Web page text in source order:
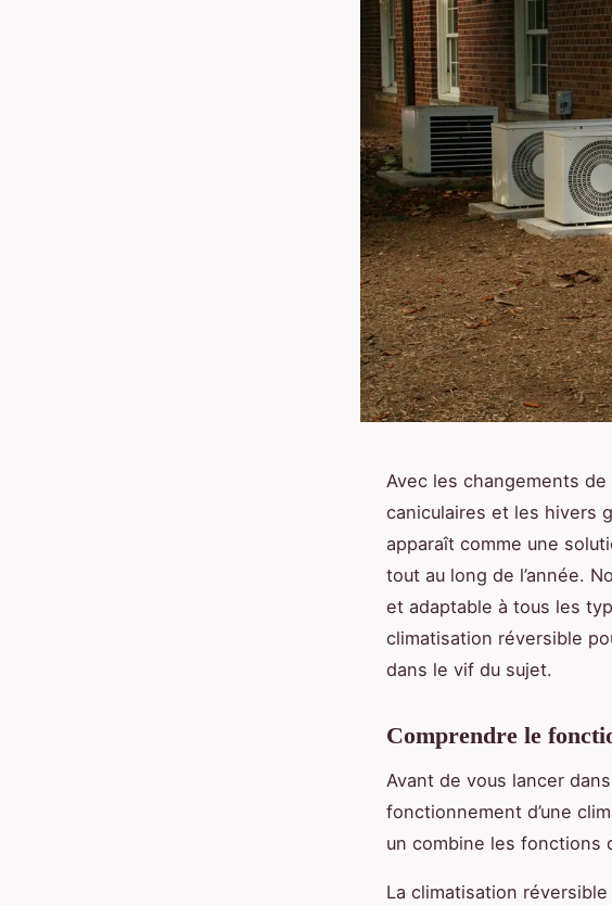
Avec les changements
caniculaires et les hivers
apparaît comme une
tout au long de l’année.
et adaptable à tous les
climatisation réversible
dans le vif du sujet.
Comprendre le
Avant de vous lancer
fonctionnement d’une
un combine les fonctions
La climatisation